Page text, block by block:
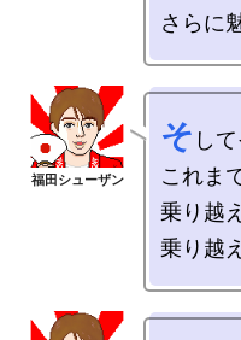
そ し
これま
乗り越